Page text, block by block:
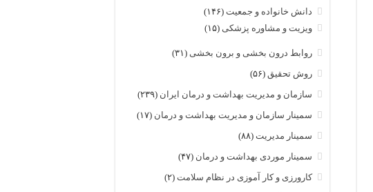
دانش خانواده و جمعیت(۱۴۶)
ویزیت و مشاوره پزشکی (۱۵)
روابط درون بخشی و برون بخشی (۳۱)
روش تحقیق(۵۶)
سازمان و مدیریت بهداشت و درمان ایران (۲۳۹)
سمینار سازمان و مدیریت بهداشت و درمان (۱۷)
سمینار مدیریت(۸۸)
سمینار موردی بهداشت و درمان (۴۷)
کارورزی و کار آموزی در نظام سلامت(۲)